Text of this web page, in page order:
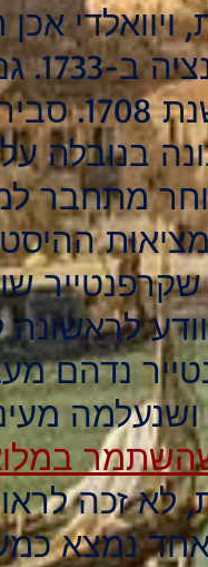
ויוואלדי
בונה
מתחבר
נדהם
לא זכה
נמצא